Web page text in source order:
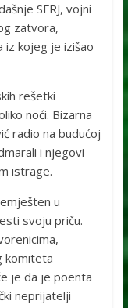
SFRJ, vojni
zatvora,
iz kojeg je izišao
rešetki
noći. Bizarna
radio na budućoj
i njegovi
istrage.
u
svoju priču.
komiteta
je da je poenta
neprijatelji